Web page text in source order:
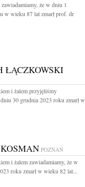
że w dniu 1
w wieku 87 lat zmarł prof. dr
ŁĄCZKOWSKI
i żalem przyjęliśmy
30 grudnia 2023 roku zmarł w
POZNAŃ
i żalem zawiadamiamy, że w
roku zmarł w wieku 82 lat...